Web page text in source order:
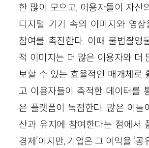
한 많이 모으고, 이용자들이 자신
디지털 기기 속의 이미지와 영상
참여를 촉진한다. 이때 불법촬영
적 이미지는 더 많은 이용자와 더
보할 수 있는 효율적인 매개체로
고 이용자들이 축적한 데이터를
은 플랫폼이 독점한다. 많은 이들
산과 유지에 참여한다는 점에서
경제’이지만, 기업은 그 이익을 ‘공